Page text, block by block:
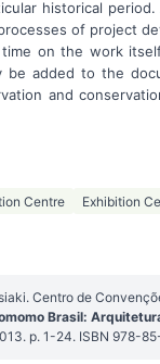
historical
of project
on the work
be added to the
and
Centre Exhibition
Centro de
Brasil:
p. 1-24. ISBN 978-